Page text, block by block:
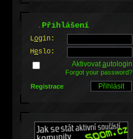
.Přihlášení
Login:
Heslo:
Aktivovatautologin
Forgot your password?
Registrace